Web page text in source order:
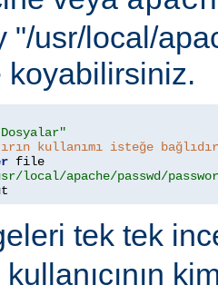
"/usr/local/
koyabilirsiniz.
kullanımı isteğe
local/apache/passwd/
tek tek